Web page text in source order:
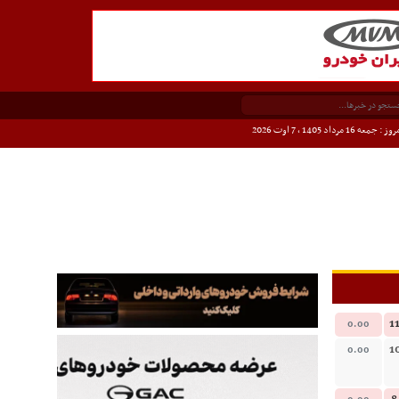
: جمعه 16 مرداد 1405 ، 7 اوت 2026
0.00
0.00